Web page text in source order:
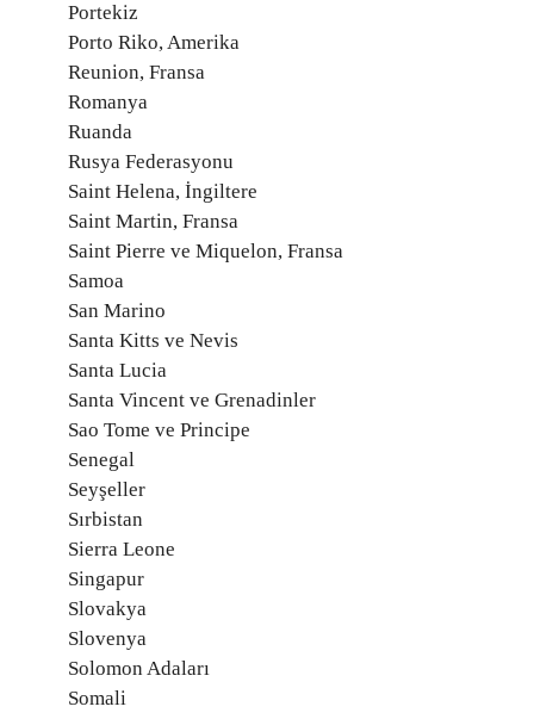
Portekiz
Porto Riko, Amerika
Reunion, Fransa
Romanya
Ruanda
Rusya Federasyonu
Saint Helena, İngiltere
Saint Martin, Fransa
Saint Pierre ve Miquelon, Fransa
Samoa
San Marino
Santa Kitts ve Nevis
Santa Lucia
Santa Vincent ve Grenadinler
Sao Tome ve Principe
Senegal
Seyşeller
Sırbistan
Sierra Leone
Singapur
Slovakya
Slovenya
Solomon Adaları
Somali